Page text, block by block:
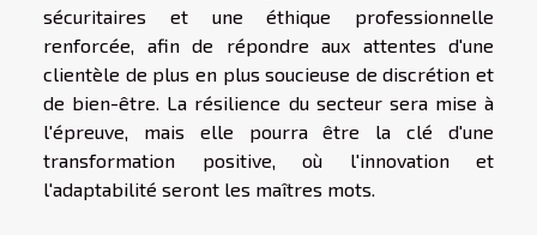
sécuritaires et une éthique professionnelle
renforcée, afin de répondre aux attentes d'une
clientèle de plus en plus soucieuse de discrétion et
de bien-être. La résilience du secteur sera mise à
l'épreuve, mais elle pourra être la clé d'une
transformation positive, où l'innovation et
l'adaptabilité seront les maîtres mots.